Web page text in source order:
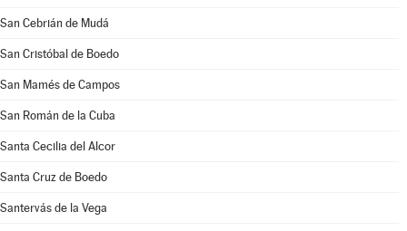
San Cebrián de Mudá
San Cristóbal de Boedo
San Mamés de Campos
San Román de la Cuba
Santa Cecilia del Alcor
Santa Cruz de Boedo
Santervás de la Vega